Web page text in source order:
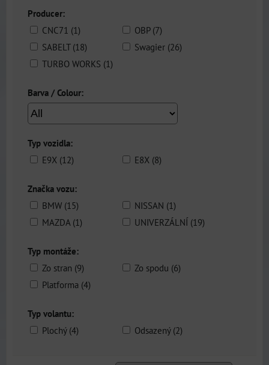
Producer:
CNC71 (1)
OBP (7)
SABELT (18)
Swagier (26)
TURBO WORKS (1)
Barva / Colour:
Typ vozidla:
E9X (12)
E8X (8)
Značka vozu:
BMW (15)
NISSAN (1)
MAZDA (1)
UNIVERZÁLNÍ (19)
Typ montáže:
Zo stran (9)
Zo spodu (6)
Platforma (4)
Typ volantu:
Plochý (4)
Odsazený (2)